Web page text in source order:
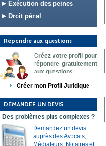
Exécution des peines
Droit pénal
Répondre aux questions
Créez votre profil pour
répondre gratuitement
aux questions
Créer mon Profil Juridique
DEMANDER UN DEVIS
Des problèmes plus complexes ?
Demandez un devis
auprès des Avocats,
Médiateurs, Notaires et